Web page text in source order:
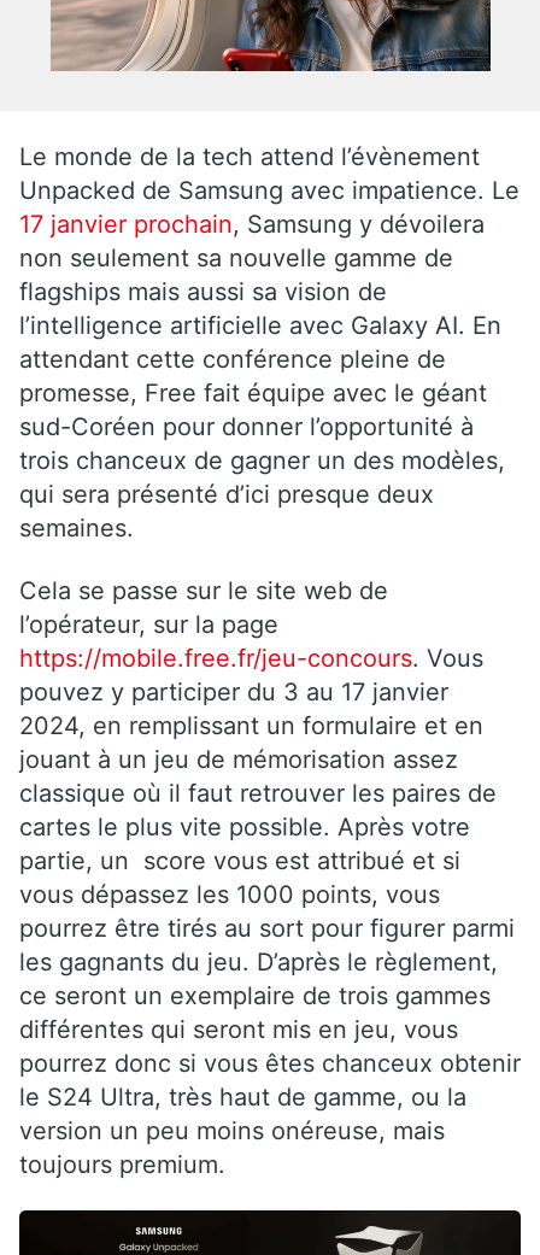
Le monde de la tech attend l’évènement
Unpacked de Samsung avec impatience. Le
17 janvier prochain, Samsung y dévoilera
non seulement sa nouvelle gamme de
flagships mais aussi sa vision de
l’intelligence artificielle avec Galaxy AI. En
attendant cette conférence pleine de
promesse, Free fait équipe avec le géant
sud-Coréen pour donner l’opportunité à
trois chanceux de gagner un des modèles,
qui sera présenté d’ici presque deux
semaines.
Cela se passe sur le site web de
l’opérateur, sur la page
https://mobile.free.fr/jeu-concours. Vous
pouvez y participer du 3 au 17 janvier
2024, en remplissant un formulaire et en
jouant à un jeu de mémorisation assez
classique où il faut retrouver les paires de
cartes le plus vite possible. Après votre
partie, un score vous est attribué et si
vous dépassez les 1000 points, vous
pourrez être tirés au sort pour figurer parmi
les gagnants du jeu. D’après le règlement,
ce seront un exemplaire de trois gammes
différentes qui seront mis en jeu, vous
pourrez donc si vous êtes chanceux obtenir
le S24 Ultra, très haut de gamme, ou la
version un peu moins onéreuse, mais
toujours premium.